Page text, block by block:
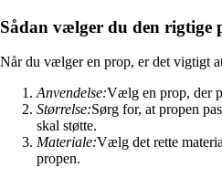
Sådan vælger du den rigtige
Når du vælger en prop, er det vigtigt
Anvendelse:Vælg en prop, der
Størrelse:Sørg for, at propen
skal støtte.
Materiale:Vælg det rette
propen.